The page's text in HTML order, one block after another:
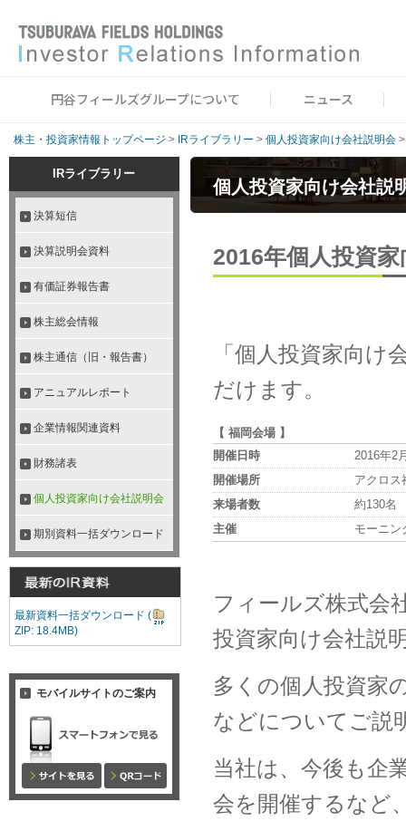
円谷フィールズグループについて ニュース
株主・投資家情報トップページ > IRライブラリー > 個人投資家向け会社説明会
IRライブラリー
決算短信
決算説明会資料
有価証券報告書
株主総会情報
株主通信（旧・報告書）
アニュアルレポート
企業情報関連資料
財務諸表
個人投資家向け会社説明会
期別資料一括ダウンロード
最新資料一括ダウンロード (
ZIP: 18.4MB)
モバイルサイトのご案内
個人投資家向け会社説
2016年個人投資
「個人投資家向
だけます。
【 福岡会場 】
開催日時
2016年2
開催場所
アクロス
来場者数
約130名
主催
モーニン
フィールズ株式会
投資家向け会社説
多くの個人投資家
などについてご説
当社は、今後も企
会を開催するなど